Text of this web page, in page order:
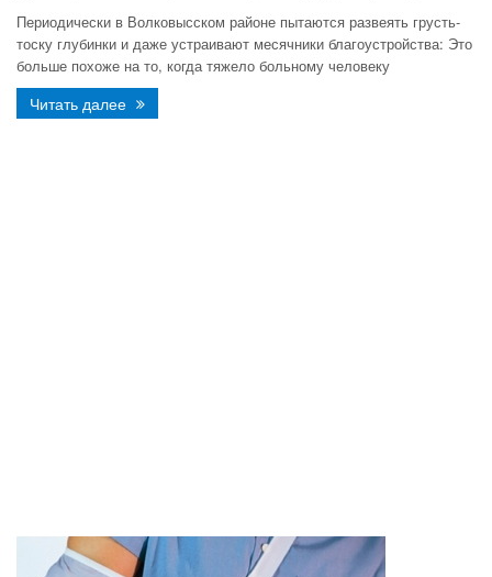
Периодически в Волковысском районе пытаются развеять грусть-
тоску глубинки и даже устраивают месячники благоустройства: Это
больше похоже на то, когда тяжело больному человеку
Читать далее